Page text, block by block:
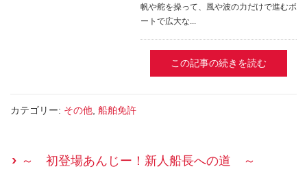
帆や舵を操って、風や波の力だけで進むボ
ートで広大な...
この記事の続きを読む
カテゴリー: その他, 船舶免許
～ 初登場あんじー！新人船長への道 ～